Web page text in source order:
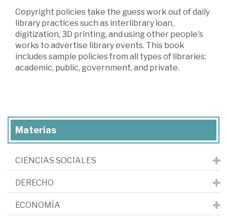
Copyright policies take the guess work out of daily
library practices such as interlibrary loan,
digitization, 3D printing, and using other people's
works to advertise library events. This book
includes sample policies from all types of libraries:
academic, public, government, and private.
Materias
CIENCIAS SOCIALES
DERECHO
ECONOMÍA